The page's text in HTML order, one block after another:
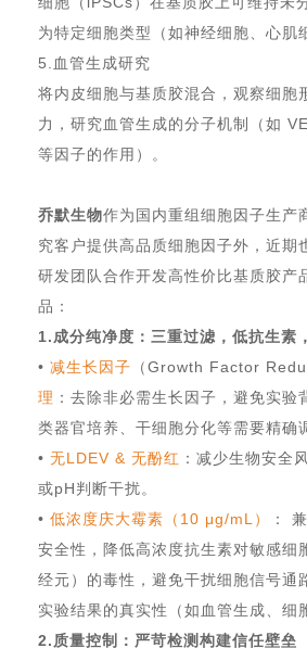
为特定细胞类型（如神经细胞、心
5.血管生成研究
将内皮细胞与基质胶混合，观察细胞
力，研究血管生成的分子机制（如
等因子的作用）。
乔默生物作为国内重组细胞因子生产
究客户提供高品质细胞因子外，近期
研发团队合作开发高性价比基质胶产
品：
1.成分纯净度：三重过滤，低抗生素
• 减生长因子 （Growth Factor
理 ：去除非必需生长因子，避免实验
类器官培养、干细胞分化等需要精确
• 无LDEV & 无酚红 ：减少生物安全
或pH判断干扰。
• 低浓度庆大霉素（10 μg/mL）
：
安全性，降低高浓度抗生素对敏感细
经元）的毒性，避免干扰细胞信号通
实验结果的真实性（如血管生成、细
2.质量控制：严苛检测构建信任壁垒